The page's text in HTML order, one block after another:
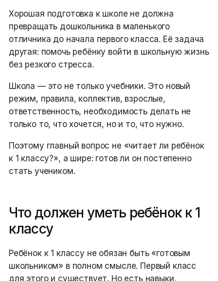
Хорошая подготовка к школе не должна
превращать дошкольника в маленького
отличника до начала первого класса. Её задача
другая: помочь ребёнку войти в школьную жизнь
без резкого стресса.
Школа — это не только учебники. Это новый
режим, правила, коллектив, взрослые,
ответственность, необходимость делать не
только то, что хочется, но и то, что нужно.
Поэтому главный вопрос не «читает ли ребёнок
к 1 классу?», а шире: готов ли он постепенно
стать учеником.
Что должен уметь ребёнок к 1
классу
Ребёнок к 1 классу не обязан быть «готовым
школьником» в полном смысле. Первый класс
для этого и существует. Но есть навыки,